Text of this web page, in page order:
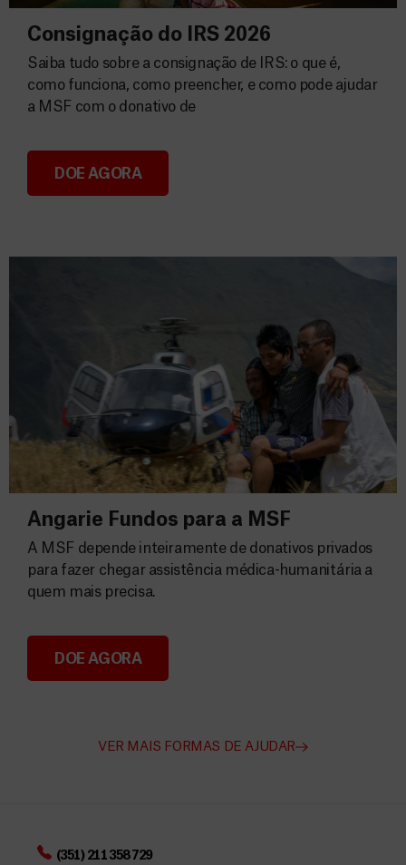
Consignação do IRS 2026
Consignação do IRS 2026
Saiba tudo sobre a consignação de IRS: o que é,
como funciona, como preencher, e como pode ajudar
a MSF com o donativo de
DOE AGORA
Angarie Fundos para a MSF
Angarie Fundos para a MSF
A MSF depende inteiramente de donativos privados
para fazer chegar assistência médica-humanitária a
quem mais precisa.
DOE AGORA
VER MAIS FORMAS DE AJUDAR
(351) 211 358 729